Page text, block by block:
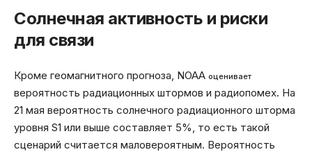
Солнечная активность и риски
для связи
Кроме геомагнитного прогноза, NOAA оценивает
вероятность радиационных штормов и радиопомех. На
21 мая вероятность солнечного радиационного шторма
уровня S1 или выше составляет 5%, то есть такой
сценарий считается маловероятным. Вероятность